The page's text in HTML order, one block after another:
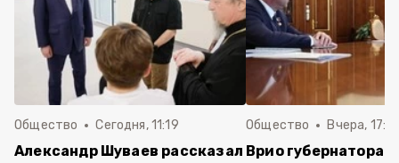
Общество Сегодня, 11:19
Александр Шуваев рассказал
Общество Вчера,
Врио губернатора